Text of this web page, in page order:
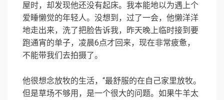
屋时，却发现他还没有起床。我本能地以为遇上个
爱睡懒觉的年轻人。没想到，过了一会，他懒洋洋
地走出来，洗了把脸告诉我，昨天晚上临时接到要
跑通宵的单子，凌晨6点才回来，现在非常疲惫，
不能带我们去拍摄了。
他很想念放牧的生活，“最舒服的在自己家里放牧。
但是草场不够用，是一个很大的问题。如果牛羊太